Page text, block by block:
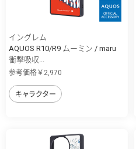
イングレム
AQUOS R10/R9 ムーミン / maru
衝撃吸収...
参考価格￥2,970
キャラクター